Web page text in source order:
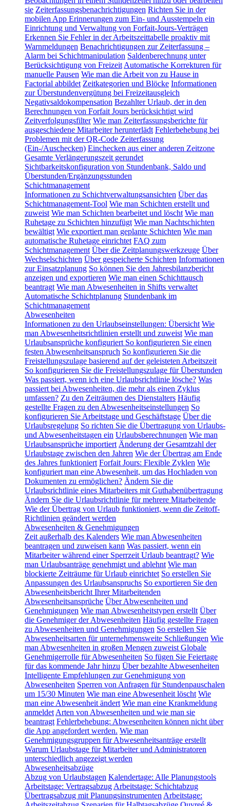
sie Zeiterfassungsbenachrichtigungen Richten Sie in der
mobilen App Erinnerungen zum Ein- und Ausstempeln ein
Einrichtung und Verwaltung von Forfait-Jours-Verträgen
Erkennen Sie Fehler in der Arbeitszeittabelle proaktiv mit
Warnmeldungen Benachrichtigungen zur Zeiterfassung –
Alarm bei Schichtmanipulation Saldenberechnung unter
Berücksichtigung von Freizeit Automatische Korrekturen für
manuelle Pausen Wie man die Arbeit von zu Hause in
Factorial abbildet Zeitkategorien und Blöcke Informationen
zur Überstundenvergütung bei Freizeitausgleich
Negativsaldokompensation Bezahlter Urlaub, der in den
Berechnungen von Forfait Jours berücksichtigt wird
Zeitverfolgungsfilter Wie man Zeiterfassungsberichte für
ausgeschiedene Mitarbeiter herunterlädt Fehlerbehebung bei
Problemen mit der QR-Code Zeiterfassung
(Ein-/Auschecken) Einchecken aus einer anderen Zeitzone
Gesamte Verlängerungszeit gerundet
Sichtbarkeitskonfiguration von Stundenbank, Saldo und
Überstunden/Ergänzungsstunden
Schichtmanagement
Informationen zu Schichtverwaltungsansichten Über das
Schichtmanagement-Tool Wie man Schichten erstellt und
zuweist Wie man Schichten bearbeitet und löscht Wie man
Ruhetage zu Schichten hinzufügt Wie man Nachtschichten
bewältigt Wie exportiert man geplante Schichten Wie man
automatische Ruhetage einrichtet FAQ zum
Schichtmanagement Über die Zeitplanungswerkzeuge Über
Wechselschichten Über gespeicherte Schichten Informationen
zur Einsatzplanung So können Sie den Jahresbilanzbericht
anzeigen und exportieren Wie man einen Schichttausch
beantragt Wie man Abwesenheiten in Shifts verwaltet
Automatische Schichtplanung Stundenbank im
Schichtmanagement
Abwesenheiten
Informationen zu den Urlaubseinstellungen: Übersicht Wie
man Abwesenheitsrichtlinien erstellt und zuweist Wie man
Urlaubsansprüche konfiguriert So konfigurieren Sie einen
festen Abwesenheitsanspruch So konfigurieren Sie die
Freistellungszulage basierend auf der geleisteten Arbeitszeit
So konfigurieren Sie die Freistellungszulage für Überstunden
Was passiert, wenn ich eine Urlaubsrichtlinie lösche? Was
passiert bei Abwesenheiten, die mehr als einen Zyklus
umfassen? Zu den Zeiträumen des Dienstalters Häufig
gestellte Fragen zu den Abwesenheitseinstellungen So
konfigurieren Sie Arbeitstage und Geschäftstage Über die
Urlaubsregelung So richten Sie die Übertragung von Urlaubs-
und Abwesenheitstagen ein Urlaubsberechnungen Wie man
Urlaubsansprüche importiert Änderung der Gesamtzahl der
Urlaubstage zwischen den Jahren Wie der Übertrag am Ende
des Jahres funktioniert Forfait Jours: Flexible Zyklen Wie
konfiguriert man eine Abwesenheit, um das Hochladen von
Dokumenten zu ermöglichen? Ändern Sie die
Urlaubsrichtlinie eines Mitarbeiters mit Guthabenübertragung
Ändern Sie die Urlaubsrichtlinie für mehrere Mitarbeitende
Wie der Übertrag von Urlaub funktioniert, wenn die Zeitoff-
Richtlinien geändert werden
Abwesenheiten & Genehmigungen
Zeit außerhalb des Kalenders Wie man Abwesenheiten
beantragen und zuweisen kann Was passiert, wenn ein
Mitarbeiter während einer Sperrzeit Urlaub beantragt? Wie
man Urlaubsanträge genehmigt und ablehnt Wie man
blockierte Zeiträume für Urlaub einrichtet So erstellen Sie
Anpassungen des Urlaubsanspruchs So exportieren Sie den
Abwesenheitsbericht Ihrer Mitarbeitenden
Abwesenheitsansprüche Über Abwesenheiten und
Genehmigungen Wie man Abwesenheitstypen erstellt Über
die Genehmiger der Abwesenheiten Häufig gestellte Fragen
zu Abwesenheiten und Genehmigungen So erstellen Sie
Abwesenheitsarten für unternehmensweite Schließungen Wie
man Abwesenheiten in großen Mengen zuweist Globale
Genehmigerrolle für Abwesenheiten So fügen Sie Feiertage
für das kommende Jahr hinzu Über bezahlte Abwesenheiten
Intelligente Empfehlungen zur Genehmigung von
Abwesenheiten Sperren von Anfragen für Stundenpauschalen
um 15/30 Minuten Wie man eine Abwesenheit löscht Wie
man eine Abwesenheit ändert Wie man eine Krankmeldung
anmeldet Arten von Abwesenheiten und wie man sie
beantragt Fehlerbehebung: Abwesenheiten können nicht über
die App angefordert werden. Wie man
Genehmigungsgruppen für Abwesenheitsanträge erstellt
Warum Urlaubstage für Mitarbeiter und Administratoren
unterschiedlich angezeigt werden
Abwesenheitsabzüge
Abzug von Urlaubstagen Kalendertage: Alle Planungstools
Arbeitstage: Vertragsabzug Arbeitstage: Schichtabzug
Übertragsabzug mit Planungsinstrumenten Arbeitstage: